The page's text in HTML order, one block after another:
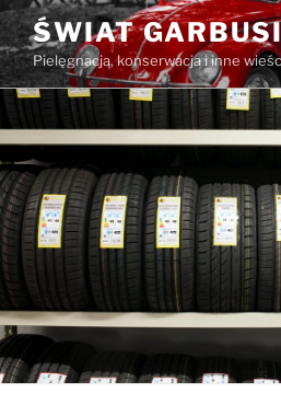
Przejdź
do
treści
ŚWIAT
Pielęgnacja, konserwacja i inne